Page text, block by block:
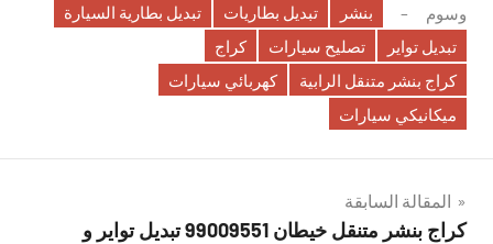
وسوم بنشر تبديل بطاريات
تبديل بطارية السيارة
تبديل تواير
تصليح سيارات
كراج
كراج بنشر متنقل الرابية
كهربائي سيارات
ميكانيكي سيارات
تصفّح
المقالة السابقة
كراج بنشر متنقل خيطان 99009551‬ تبديل تواير و